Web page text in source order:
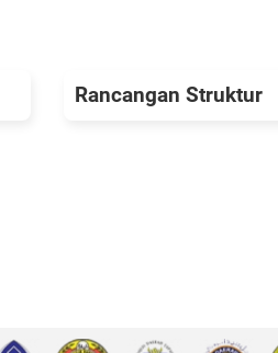
Rancangan Struktur